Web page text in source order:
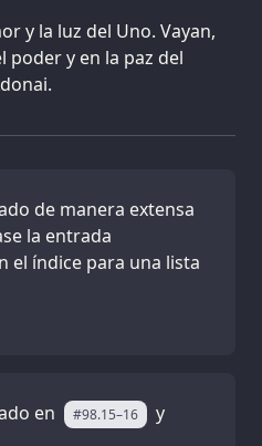
y la luz del Uno. Vayan,
poder y en la paz del
de manera extensa
la entrada
el índice para una lista
en #98.15–16 y